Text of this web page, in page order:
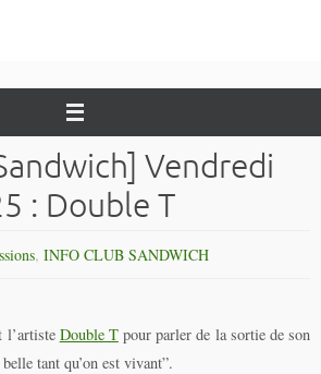
Vendredi
: Double T
, INFO CLUB SANDWICH
l’artiste Double Tpour parler de la sortie de son
tant qu’on est vivant”.